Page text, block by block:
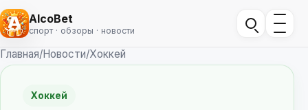
AlcoBet
спорт · обзоры · новости
Главная/Новости/Хоккей
Хоккей